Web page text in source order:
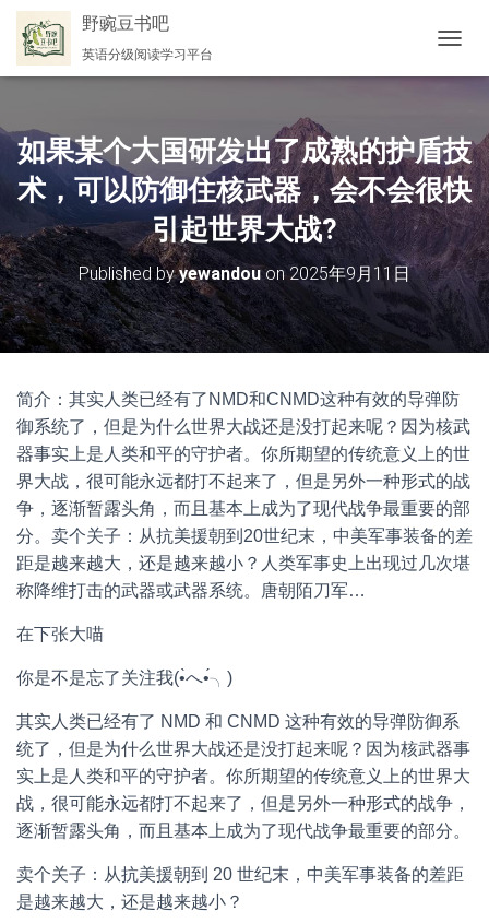
野豌豆书吧
英语分级阅读学习平台
换
如果某个大国研发出了成熟的护盾技
术，可以防御住核武器，会不会很快
引起世界大战?
Published byyewandouon2025年9月11日
简介：其实人类已经有了NMD和CNMD这种有效的导弹防
御系统了，但是为什么世界大战还是没打起来呢？因为核武
器事实上是人类和平的守护者。你所期望的传统意义上的世
界大战，很可能永远都打不起来了，但是另外一种形式的战
争，逐渐暂露头角，而且基本上成为了现代战争最重要的部
分。卖个关子：从抗美援朝到20世纪末，中美军事装备的差
距是越来越大，还是越来越小？人类军事史上出现过几次堪
称降维打击的武器或武器系统。唐朝陌刀军…
在下张大喵
你是不是忘了关注我(•̀へ•́╮)
其实人类已经有了 NMD 和 CNMD 这种有效的导弹防御系
统了，但是为什么世界大战还是没打起来呢？因为核武器事
实上是人类和平的守护者。你所期望的传统意义上的世界大
战，很可能永远都打不起来了，但是另外一种形式的战争，
逐渐暂露头角，而且基本上成为了现代战争最重要的部分。
卖个关子：从抗美援朝到 20 世纪末，中美军事装备的差距
是越来越大，还是越来越小？